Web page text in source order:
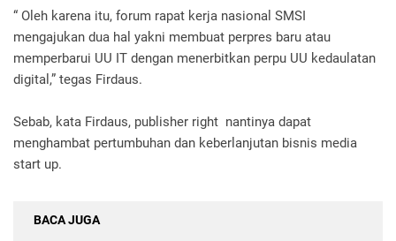
“ Oleh karena itu, forum rapat kerja nasional SMSI
mengajukan dua hal yakni membuat perpres baru atau
memperbarui UU IT dengan menerbitkan perpu UU kedaulatan
digital,” tegas Firdaus.
Sebab, kata Firdaus, publisher right nantinya dapat
menghambat pertumbuhan dan keberlanjutan bisnis media
start up.
BACA JUGA